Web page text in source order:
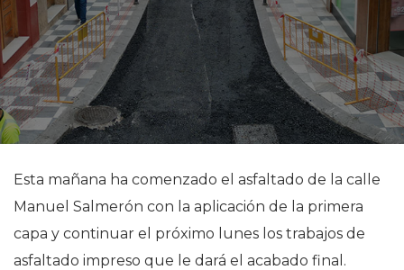
Esta mañana ha comenzado el asfaltado de la calle
Manuel Salmerón con la aplicación de la primera
capa y continuar el próximo lunes los trabajos de
asfaltado impreso que le dará el acabado final.